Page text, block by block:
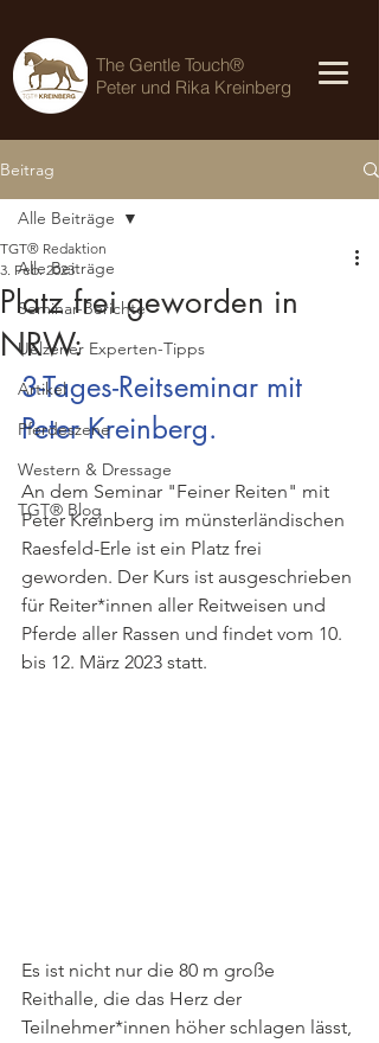
The Gentle Touch®
Peter und Rika Kreinberg
Beitrag
Alle Beiträge
Seminar-Berichte
Uelzener Experten-Tipps
Artikel
Pferdeszene
Western & Dressage
TGT® Blog
Alle Beiträge
Platz frei geworden in
NRW:
TGT® Redaktion
3. Feb. 2023
3-Tages-Reitseminar mit
Peter Kreinberg.
An dem Seminar "Feiner Reiten" mit
Peter Kreinberg im münsterländischen
Raesfeld-Erle ist ein Platz frei
geworden. Der Kurs ist ausgeschrieben
für Reiter*innen aller Reitweisen und
Pferde aller Rassen und findet vom 10.
bis 12. März 2023 statt.
Es ist nicht nur die 80 m große
Reithalle, die das Herz der
Teilnehmer*innen höher schlagen lässt,